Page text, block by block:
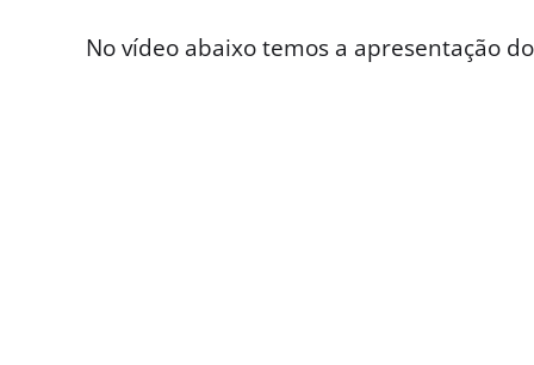
No vídeo abaixo temos a apresentação